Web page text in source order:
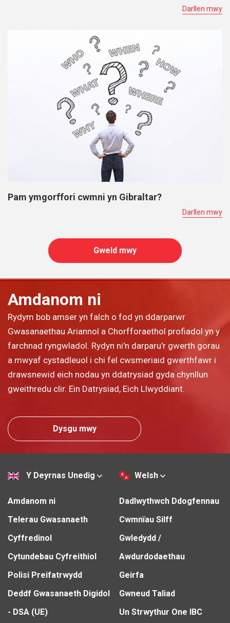
Darllen mwy
Pam ymgorffori cwmni yn Gibraltar?
Darllen mwy
Gweld mwy
Amdanom ni
Rydym bob amser yn falch o fod yn ddarparwr
Gwasanaethau Ariannol a Chorfforaethol profiadol yn y
farchnad ryngwladol. Rydyn ni'n darparu'r gwerth gorau
a mwyaf cystadleuol i chi fel cwsmeriaid gwerthfawr i
drawsnewid eich nodau yn ddatrysiad gyda chynllun
gweithredu clir. Ein Datrysiad, Eich Llwyddiant.
Dysgu mwy
Y Deyrnas Unedig Welsh
Amdanom ni
Telerau Gwasanaeth
Cyffredinol
Cytundebau Cyfreithiol
Polisi Preifatrwydd
Deddf Gwasanaeth Digidol
- DSA (UE)
Dadlwythwch Ddogfennau
Cwmnïau Silff
Gwledydd /
Awdurdodaethau
Geirfa
Gwneud Taliad
Un Strwythur One IBC